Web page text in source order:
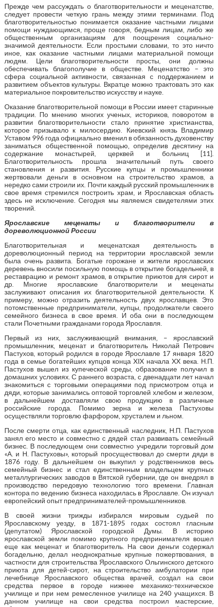
Прежде чем рассуждать о благотворительности и меценатстве,
следует провести четкую грань между этими терминами. Под
благотворительностью понимается оказание частными лицами
помощи нуждающимся, проще говоря, бедным лицам, либо же
общественным организациям для поощрения социально-
значимой деятельности. Если простыми словами, то это ничто
иное, как оказание частными лицами материальной помощи
людям. Цели благотворительности просты, они должны
обеспечивать благополучие в обществе. Меценатство – это
сфера социальной активности, связанная с поддержанием и
развитием объектов культуры. Вкратце можно трактовать это как
материальное покровительство искусству и науке.
Оказание благотворительной помощи в России имеет старинные
традиции. По мнению многих ученых, историков, поворотом в
развитии благотворительности стало принятие христианства,
которое призывало к милосердию. Киевский князь Владимир
Уставом 996 года официально вменил в обязанность духовенству
заниматься общественной помощью, определив десятину на
содержание монастырей, церквей и больниц [11].
Благотворительность прошла значительный путь своего
становления и развития. Русские купцы и промышленники
жертвовали деньги в основном на строительство храмов, а
нередко сами строили их. Почти каждый русский промышленник в
свое время стремился построить храм, и Ярославская область
здесь не исключение. Сегодня мы являемся свидетелями этих
творений.
Ярославские меценаты и благотворители в
дореволюционной России
Благотворительная и меценатская деятельность в
дореволюционный период на территории ярославской земли
была очень развита. Богатые горожане и жители ярославских
деревень вносили посильную помощь в открытие богадельней, в
реставрацию и ремонт храмов, в открытие приютов для сирот и
др. Многие ярославские благотворители и меценаты
заслуживают описания их благотворительной деятельности. К
примеру, можно отразить деятельность двух ярославцев. Это
потомственные предприниматели, купцы, продолжатели своего
семейного бизнеса в свое время. И оба они в последующем
стали Почетными гражданами города Ярославля.
Первый из них, заслуживающий внимания, – ярославский
промышленник, меценат и благотворитель Николай Петрович
Пастухов, который родился в городе Ярославле 17 января 1820
года в семье богатейших купцов конца XIX начала XX века. Н.П.
Пастухов вышел из купеческой среды, образование получил в
домашних условиях. С раннего возраста, с двенадцати лет начал
знакомиться с торговыми операциями под присмотром отца и
дяди, которые занимались оптовой торговлей хлебом и железом,
в дальнейшем доставляли свою продукцию в различные
российские города. Помимо зерна и железа Пастуховы
осуществляли торговлю фарфором, хрусталем и льном.
После смерти отца, как единственный наследник, Н.П. Пастухов
занял его место и совместно с дядей стал развивать семейный
бизнес. В последующем они совместно учредили торговый дом
«А. и Н. Пастуховы», который просуществовал до смерти дяди в
1876 году. В дальнейшем он выкупил у родственников весь
семейный бизнес и стал единственным владельцем крупных
металлургических заводов в Вятской губернии, где он внедрял в
производство передовую технологию того времени. Главная
контора по ведению бизнеса находилась в Ярославле. Он изучал
европейский опыт предпринимателей-промышленников.
В своей жизни трижды избирался мировым судьей по
Ярославскому уезду, в 1871-1895 годах состоял гласным
(депутатом) Ярославской городской Думы. В историю
ярославской земли помимо крупного предпринимателя вошел
еще как меценат и благотворитель. На свои деньги содержал
богадельню, делал неоднократные крупные пожертвования, в
частности для строительства Ярославского Ольгинского детского
приюта для детей-сирот, на строительство амбулатории при
лечебнице Ярославского общества врачей, создал на свои
средства первое в городе нижнее механико-техническое
училище и при нем ремесленное училище на 240 учащихся. В
данном училище на свои средства построил мастерские,